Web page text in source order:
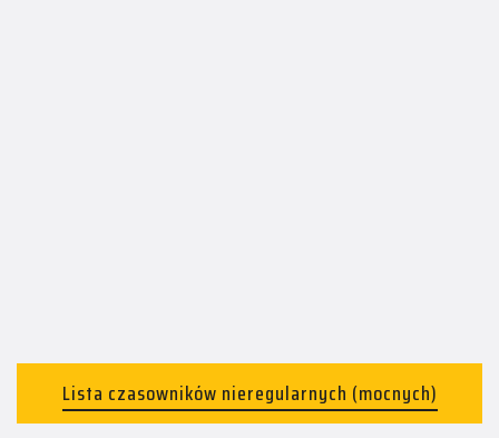
Lista czasowników nieregularnych (mocnych)